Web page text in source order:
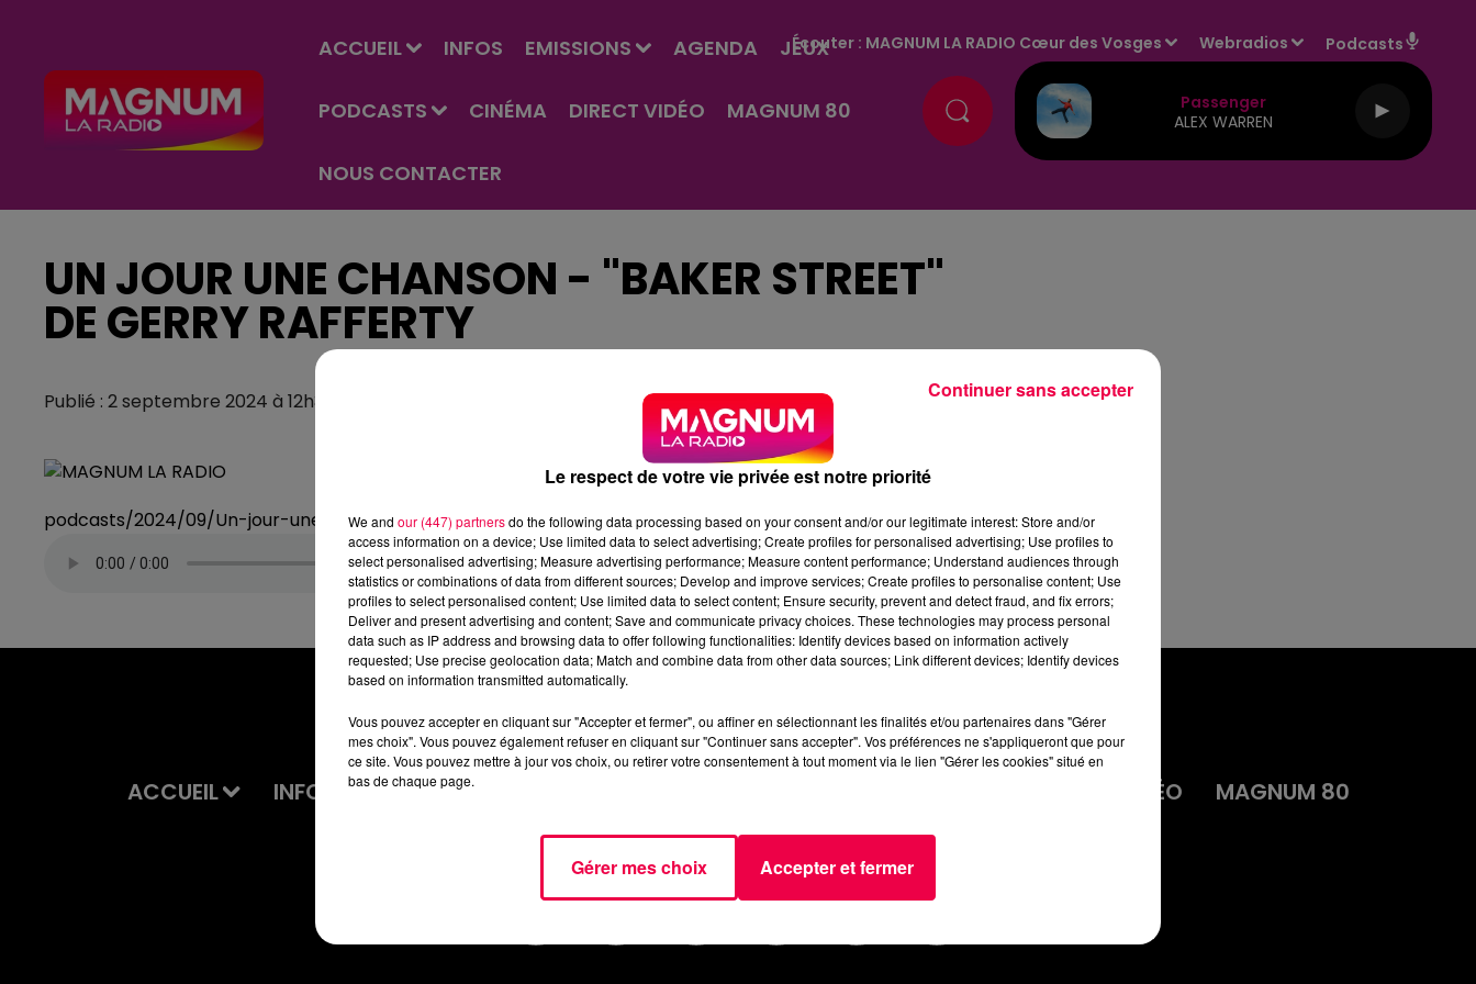
ACCUEIL INFOS EMISSIONS AGENDA JEUX
PODCASTS CINÉMA DIRECT VIDÉO MAGNUM 80
NOUS CONTACTER
Écouter : MAGNUM LA RADIO Cœur des Vosges Webradios Podcasts
Passenger
ALEX WARREN
UN JOUR UNE CHANSON - "BAKER STREET"
DE GERRY RAFFERTY
Publié : 2 septembre 2024 à 12h39
podcasts/2024/09/Un-jour-une-chanson-du-lundi-02-septembre.mp3
ACCUEIL INFOS EMISSIONS DIRECT VIDÉO
MAGNUM 80
NOUS CONTACTER
Le respect de votre vie privée est notre priorité
We and our (447) partnersdo the following data processing based on your consent and/or our legitimate interest: Store and/or
access information on a device; Use limited data to select advertising; Create profiles for personalised advertising; Use profiles to
select personalised advertising; Measure advertising performance; Measure content performance; Understand audiences through
statistics or combinations of data from different sources; Develop and improve services; Create profiles to personalise content; Use
profiles to select personalised content; Use limited data to select content; Ensure security, prevent and detect fraud, and fix errors;
Deliver and present advertising and content; Save and communicate privacy choices. These technologies may process personal
data such as IP address and browsing data to offer following functionalities: Identify devices based on information actively
requested; Use precise geolocation data; Match and combine data from other data sources; Link different devices; Identify devices
based on information transmitted automatically.
Vous pouvez accepter en cliquant sur "Accepter et fermer", ou affiner en sélectionnant les finalités et/ou partenaires dans "Gérer
mes choix". Vous pouvez également refuser en cliquant sur "Continuer sans accepter". Vos préférences ne s'appliqueront que pour
ce site. Vous pouvez mettre à jour vos choix, ou retirer votre consentement à tout moment via le lien "Gérer les cookies" situé en
bas de chaque page.
Gérer mes choix Accepter et fermer
Continuer sans accepter